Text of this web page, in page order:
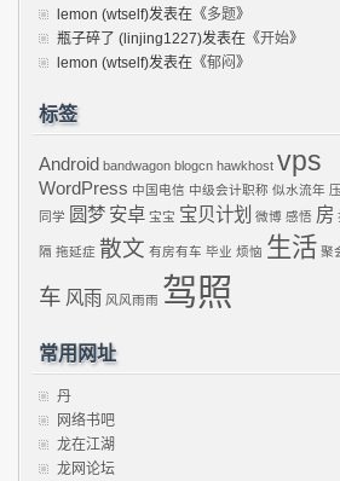
lemon (wtself)发表在《多题》
瓶子碎了 (linjing1227)发表在《开始》
lemon (wtself)发表在《郁闷》
标签
Android bandwagon blogcn hawkhost vps
WordPress 中国电信 中级会计职称 似水流年
同学 圆梦 安卓 宝宝 宝贝计划 微博 感悟 房
隔 拖延症 散文 有房有车 毕业 烦恼 生活 聚
车 风雨 风风雨雨 驾照
常用网址
丹
网络书吧
龙在江湖
龙网论坛